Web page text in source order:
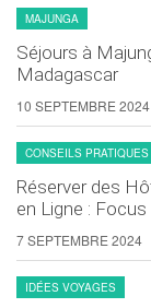
MAJUNGA
Séjours à
Madagascar
10 SEPTEMBRE 2024
CONSEILS PRATIQUES
Réserver des
en Ligne :
7 SEPTEMBRE 2024
IDÉES VOYAGES